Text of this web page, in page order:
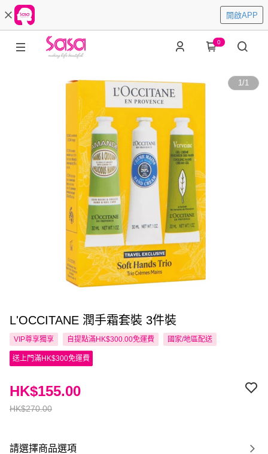
開啟APP
0
1/1
L'OCCITANE 潤手霜套裝 3件裝
VIP尊享獨享 自提點滿HK$300.00免運費 國家/地區配送
送上門滿HK$300免運費
HK$270.00
HK$155.00
請選擇商品選項